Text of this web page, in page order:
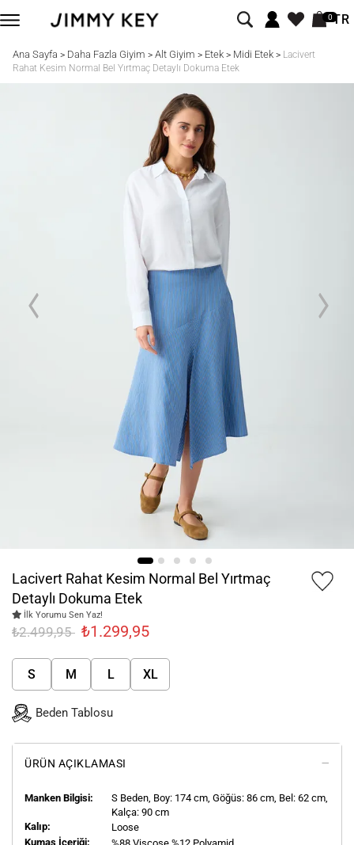
0TR
Ana Sayfa > Daha Fazla Giyim > Alt Giyim > Etek> Midi Etek> Lacivert
Rahat Kesim Normal Bel Yırtmaç Detaylı Dokuma Etek
Lacivert Rahat Kesim Normal Bel Yırtmaç
Detaylı Dokuma Etek
İlk Yorumu Sen Yaz!
₺2.499,95 ₺1.299,95
S M L XL
Beden Tablosu
ÜRÜN AÇIKLAMASI
Manken Bilgisi: S Beden, Boy: 174 cm, Göğüs: 86 cm, Bel: 62 cm,
Kalça: 90 cm
Kalıp:
Loose
Kumaş İçeriği: